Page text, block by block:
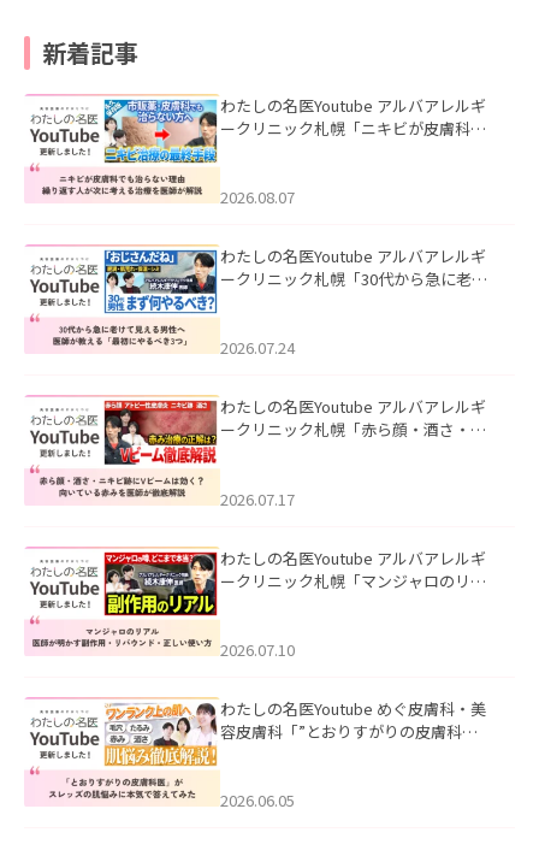
新着記事
わたしの名医Youtube アルバアレルギ
ークリニック札幌「ニキビが皮膚科で
ました。
2026.08.07
わたしの名医Youtube アルバアレルギ
ークリニック札幌「30代から急に老け
た。
2026.07.24
わたしの名医Youtube アルバアレルギ
ークリニック札幌「赤ら顔・酒さ・ニ
した。
2026.07.17
わたしの名医Youtube アルバアレルギ
ークリニック札幌「マンジャロのリア
た。
2026.07.10
わたしの名医Youtube めぐ皮膚科・美
容皮膚科「”とおりすがりの皮膚科
2026.06.05